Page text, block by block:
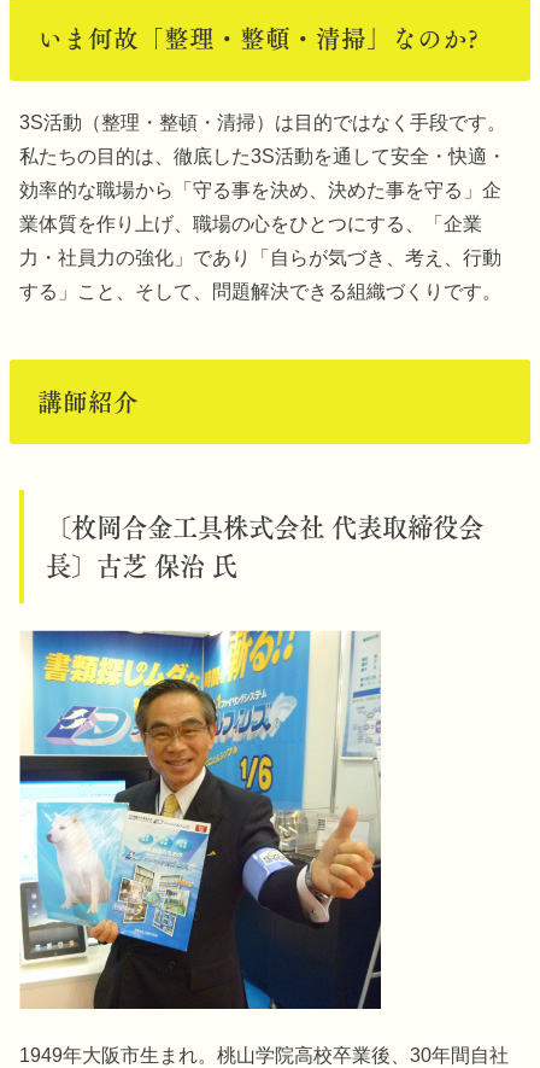
いま何故「整理・整頓・清掃」なのか?
3S活動（整理・整頓・清掃）は目的ではなく手段です。
私たちの目的は、徹底した3S活動を通して安全・快適・
効率的な職場から「守る事を決め、決めた事を守る」企
業体質を作り上げ、職場の心をひとつにする、「企業
力・社員力の強化」であり「自らが気づき、考え、行動
する」こと、そして、問題解決できる組織づくりです。
講師紹介
〔枚岡合金工具株式会社 代表取締役会
⾧〕古芝 保治 氏
1949年大阪市生まれ。桃山学院高校卒業後、30年間自社